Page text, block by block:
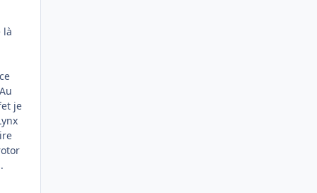
là
je